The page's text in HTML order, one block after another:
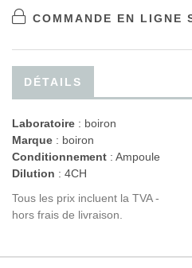
COMMANDE EN LIGNE
DÉTAILS
Laboratoire : boiron
Marque : boiron
Conditionnement : Ampoule
Dilution : 4CH
Tous les prix incluent la TVA -
hors frais de livraison.